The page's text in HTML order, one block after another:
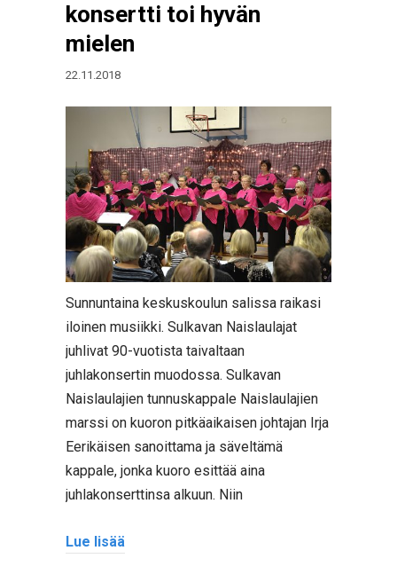
konsertti toi hyvän
mielen
22.11.2018
Sunnuntaina keskuskoulun salissa raikasi
iloinen musiikki. Sulkavan Naislaulajat
juhlivat 90-vuotista taivaltaan
juhlakonsertin muodossa. Sulkavan
Naislaulajien tunnuskappale Naislaulajien
marssi on kuoron pitkäaikaisen johtajan Irja
Eerikäisen sanoittama ja säveltämä
kappale, jonka kuoro esittää aina
juhlakonserttinsa alkuun. Niin
Lue lisää